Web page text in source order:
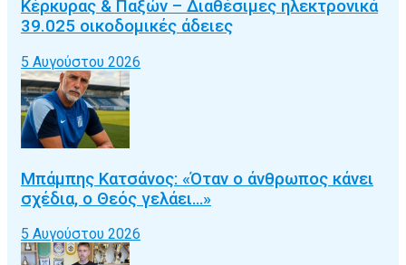
Κέρκυρας & Παξών – Διαθέσιμες ηλεκτρονικά
39.025 οικοδομικές άδειες
5 Αυγούστου 2026
Μπάμπης Κατσάνος: «Όταν ο άνθρωπος κάνει
σχέδια, ο Θεός γελάει…»
5 Αυγούστου 2026